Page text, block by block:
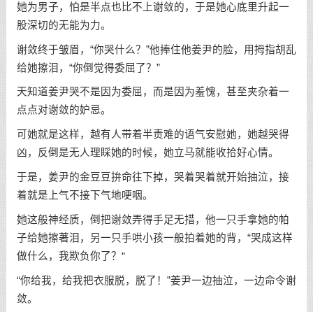
她为男子，怕是半点也比不上谢敛的，于是她心底里升起一
股深切的无能为力。
谢敛终于皱眉，“你哭什么？”他捧住他姜尹的脸，用拇指胡乱
给她擦泪，“你倒觉得委屈了？”
天知道姜尹哭不是因为委屈，而是因为羞愧，甚至夹杂着一
点点对谢敛的妒忌。
可她就是这样，越有人带着半责难的语气安慰她，她越哭得
凶，反倒是无人理睬她的时候，她立马就能收拾好心情。
于是，姜尹的金豆豆拚命往下掉，哭着哭着就开始抽泣，接
着就是上气不接下气地哽咽。
她这般神经质，倒把谢敛弄得手足无措，他一只手拿她的帕
子给她擦著泪，另一只手哄小孩一般拍着她的背，“哭成这样
做什么，我欺负你了？“
“你给我，给我把衣服脱，脱了！”姜尹一边抽泣，一边命令谢
敛。